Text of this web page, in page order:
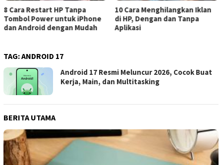
iPhone
10 Cara Menghilangkan Iklan
di HP, Dengan dan Tanpa
Aplikasi
7 Cara Merekam
untuk Android dan
TAG:ANDROID 17
Android 17 Resmi Meluncur 2026, Cocok Buat
Kerja, Main, dan Multitasking
BERITA UTAMA